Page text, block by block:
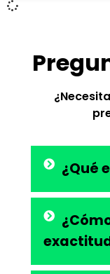
¿Qué